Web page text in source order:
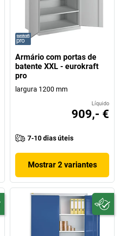
Armário com portas de
batente XXL - eurokraft
pro
largura 1200 mm
Líquido
909,- €
7-10 dias úteis
Mostrar 2 variantes